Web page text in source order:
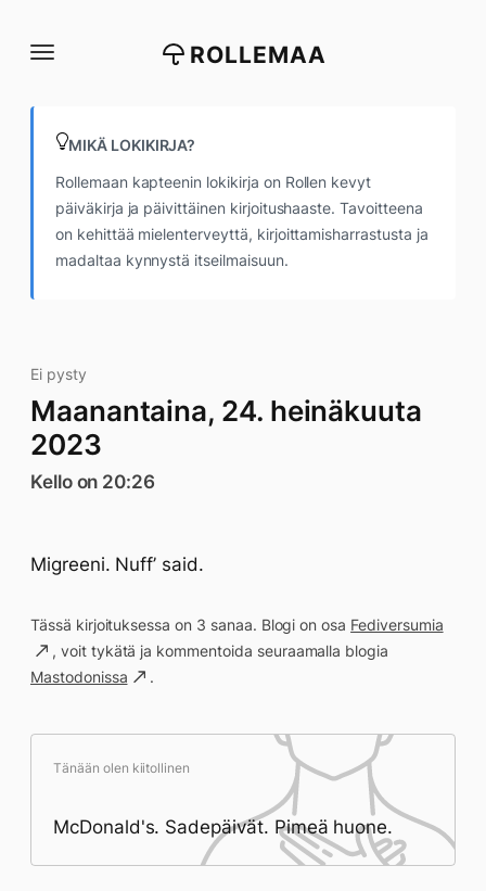
suoraan
ROLLEMAA
MIKÄ LOKIKIRJA?
Rollemaan kapteenin lokikirja on Rollen kevyt
päiväkirja ja päivittäinen kirjoitushaaste. Tavoitteena
on kehittää mielenterveyttä, kirjoittamisharrastusta ja
madaltaa kynnystä itseilmaisuun.
Ei pysty
Maanantaina, 24. heinäkuuta
2023
Kello on 20:26
Migreeni. Nuff’ said.
Tässä kirjoituksessa on 3 sanaa. Blogi on osa Fediversumia
, voit tykätä ja kommentoida seuraamalla blogia
Mastodonissa
.
Tänään olen kiitollinen
McDonald's. Sadepäivät. Pimeä huone.